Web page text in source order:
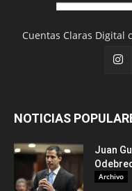
Cuentas Claras Digital
NOTICIAS
Juan
Archivo